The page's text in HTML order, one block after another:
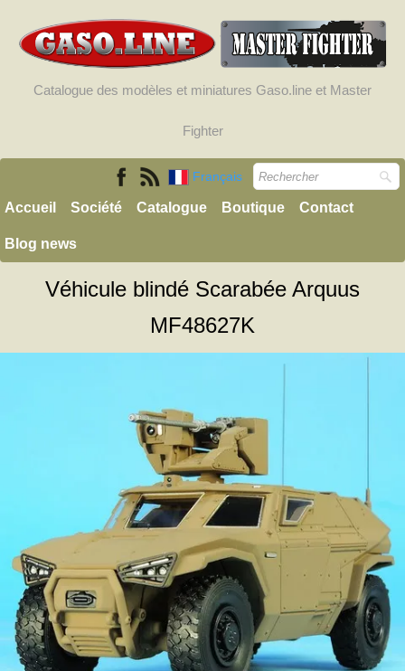
Catalogue des modèles et miniatures Gaso.line et Master
Fighter
Français
Accueil Société Catalogue Boutique Contact
Blog news
Véhicule blindé Scarabée Arquus
MF48627K